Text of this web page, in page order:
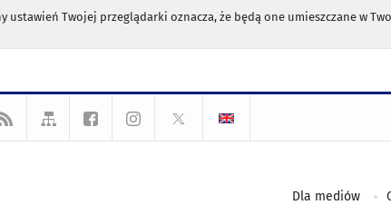
ustawień Twojej przeglądarki oznacza, że będą one umieszczane w
Dla mediów